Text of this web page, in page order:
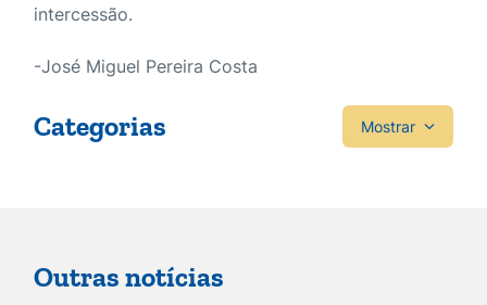
intercessão.
-José Miguel Pereira Costa
Categorias Mostrar
Outras notícias